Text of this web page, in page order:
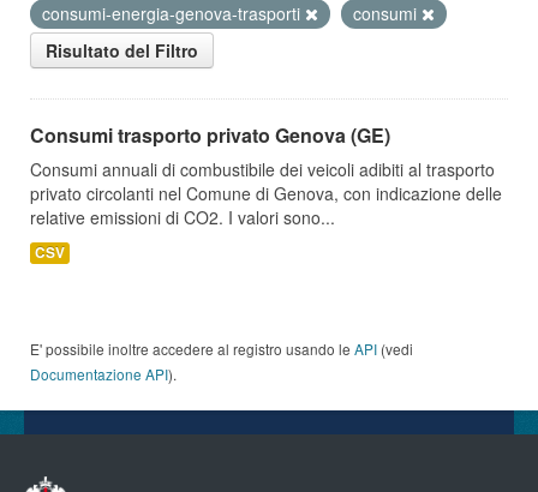
consumi-energia-genova-trasporti
consumi
Risultato del Filtro
Consumi trasporto privato Genova (GE)
Consumi annuali di combustibile dei veicoli adibiti al trasporto
privato circolanti nel Comune di Genova, con indicazione delle
relative emissioni di CO2. I valori sono...
CSV
E' possibile inoltre accedere al registro usando le API (vedi
Documentazione API).